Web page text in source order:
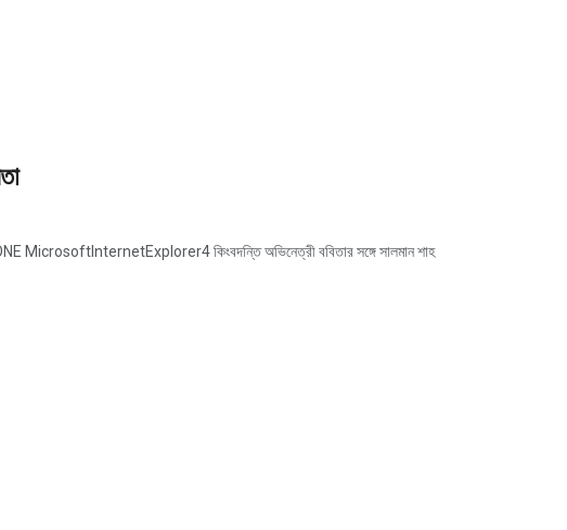
কিংবদন্তি অভিনেত্রী ববিতার সঙ্গে সালমান শাহ